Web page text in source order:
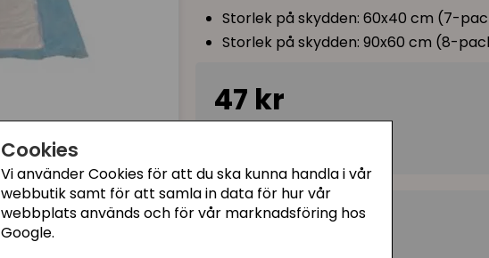
Cookies
Vi använder Cookies för att du ska kunna handla i vår
webbutik samt för att samla in data för hur vår
webbplats används och för vår marknadsföring hos
Google.
Storlek på skydden: 60x40 cm (7-
Storlek på skydden: 90x60 cm (8-
47 kr
Kategorier: